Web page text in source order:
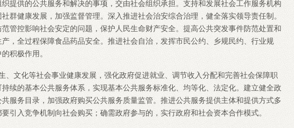
提供的公共服务和解决的事项，交由社会组织承担。支持和发展社会工作服务机构
群健康发展，加强监督管理。深入推进社会治安综合治理，健全落实领导责任制。
管控影响社会安定的问题，保护人民生命财产安全。提高公共突发事件防范处置和
，全过程保障食品药品安全。推进社会自治，发挥市民公约、乡规民约、行业规
积极作用。
、文化等社会事业健康发展，强化政府促进就业、调节收入分配和完善社会保障职
续的基本公共服务体系，实现基本公共服务标准化、均等化、法定化。建立健全政
服务目录，加强政府购买公共服务质量监管。推进公共服务提供主体和提供方式多
引入竞争机制向社会购买；确需政府参与的，实行政府和社会资本合作模式。